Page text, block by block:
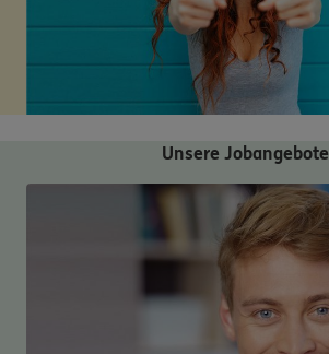
Unsere Jobangebote